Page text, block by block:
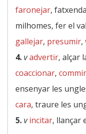
faronejar,
milhomes, fer el
gallejar, presumir,
4.vadvertir, alçar
coaccionar,
ensenyar les
cara, traure les
5.v incitar, llançar